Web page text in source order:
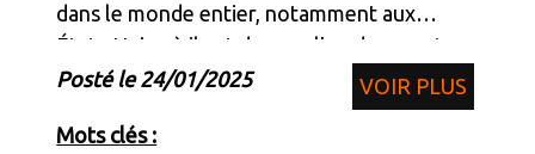
dans le monde entier, notamment aux
États-Unis où il est devenu l’un des sports
les plus pratiqués.
Posté le 24/01/2025 VOIR PLUS
Mots clés :